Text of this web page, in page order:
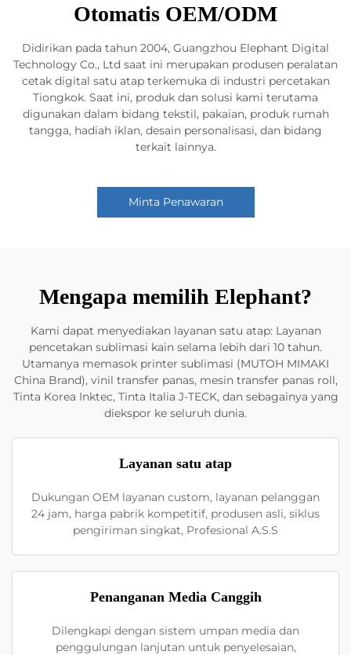
Otomatis OEM/ODM
Didirikan pada tahun 2004, Guangzhou Elephant Digital
Technology Co., Ltd saat ini merupakan produsen peralatan
cetak digital satu atap terkemuka di industri percetakan
Tiongkok. Saat ini, produk dan solusi kami terutama
digunakan dalam bidang tekstil, pakaian, produk rumah
tangga, hadiah iklan, desain personalisasi, dan bidang
terkait lainnya.
Minta Penawaran
Mengapa memilih Elephant?
Kami dapat menyediakan layanan satu atap: Layanan
pencetakan sublimasi kain selama lebih dari 10 tahun.
Utamanya memasok printer sublimasi (MUTOH MIMAKI
China Brand), vinil transfer panas, mesin transfer panas roll,
Tinta Korea Inktec, Tinta Italia J-TECK, dan sebagainya yang
diekspor ke seluruh dunia.
Layanan satu atap
Dukungan OEM layanan custom, layanan pelanggan
24 jam, harga pabrik kompetitif, produsen asli, siklus
pengiriman singkat, Profesional A.S.S
Penanganan Media Canggih
Dilengkapi dengan sistem umpan media dan
penggulungan lanjutan untuk penyelesaian,